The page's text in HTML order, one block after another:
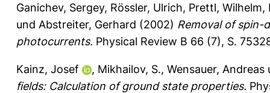
Ganichev, Sergey, Rössler, Ulrich, Prettl, Wilhelm,
und Abstreiter, Gerhard (2002) Removal of spin-
photocurrents. Physical Review B 66 (7), S.
Kainz, Josef , Mikhailov, S., Wensauer, Andreas
fields: Calculation of ground state properties.